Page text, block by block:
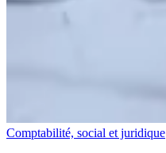
Comptabilité, social et juridique